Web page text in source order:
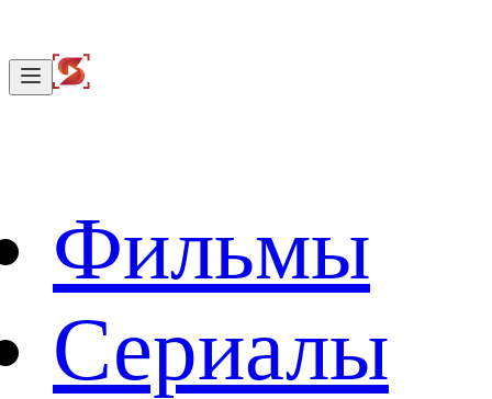
Фильмы
Сериалы